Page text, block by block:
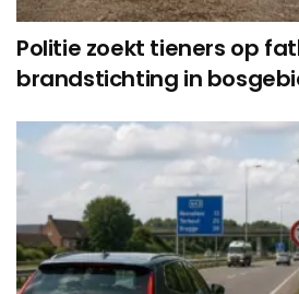
Politie zoekt tieners op
brandstichting in